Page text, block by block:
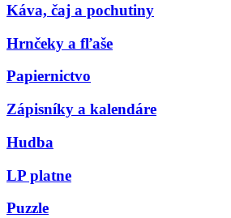
Káva, čaj a pochutiny
Hrnčeky a fľaše
Papiernictvo
Zápisníky a kalendáre
Hudba
LP platne
Puzzle